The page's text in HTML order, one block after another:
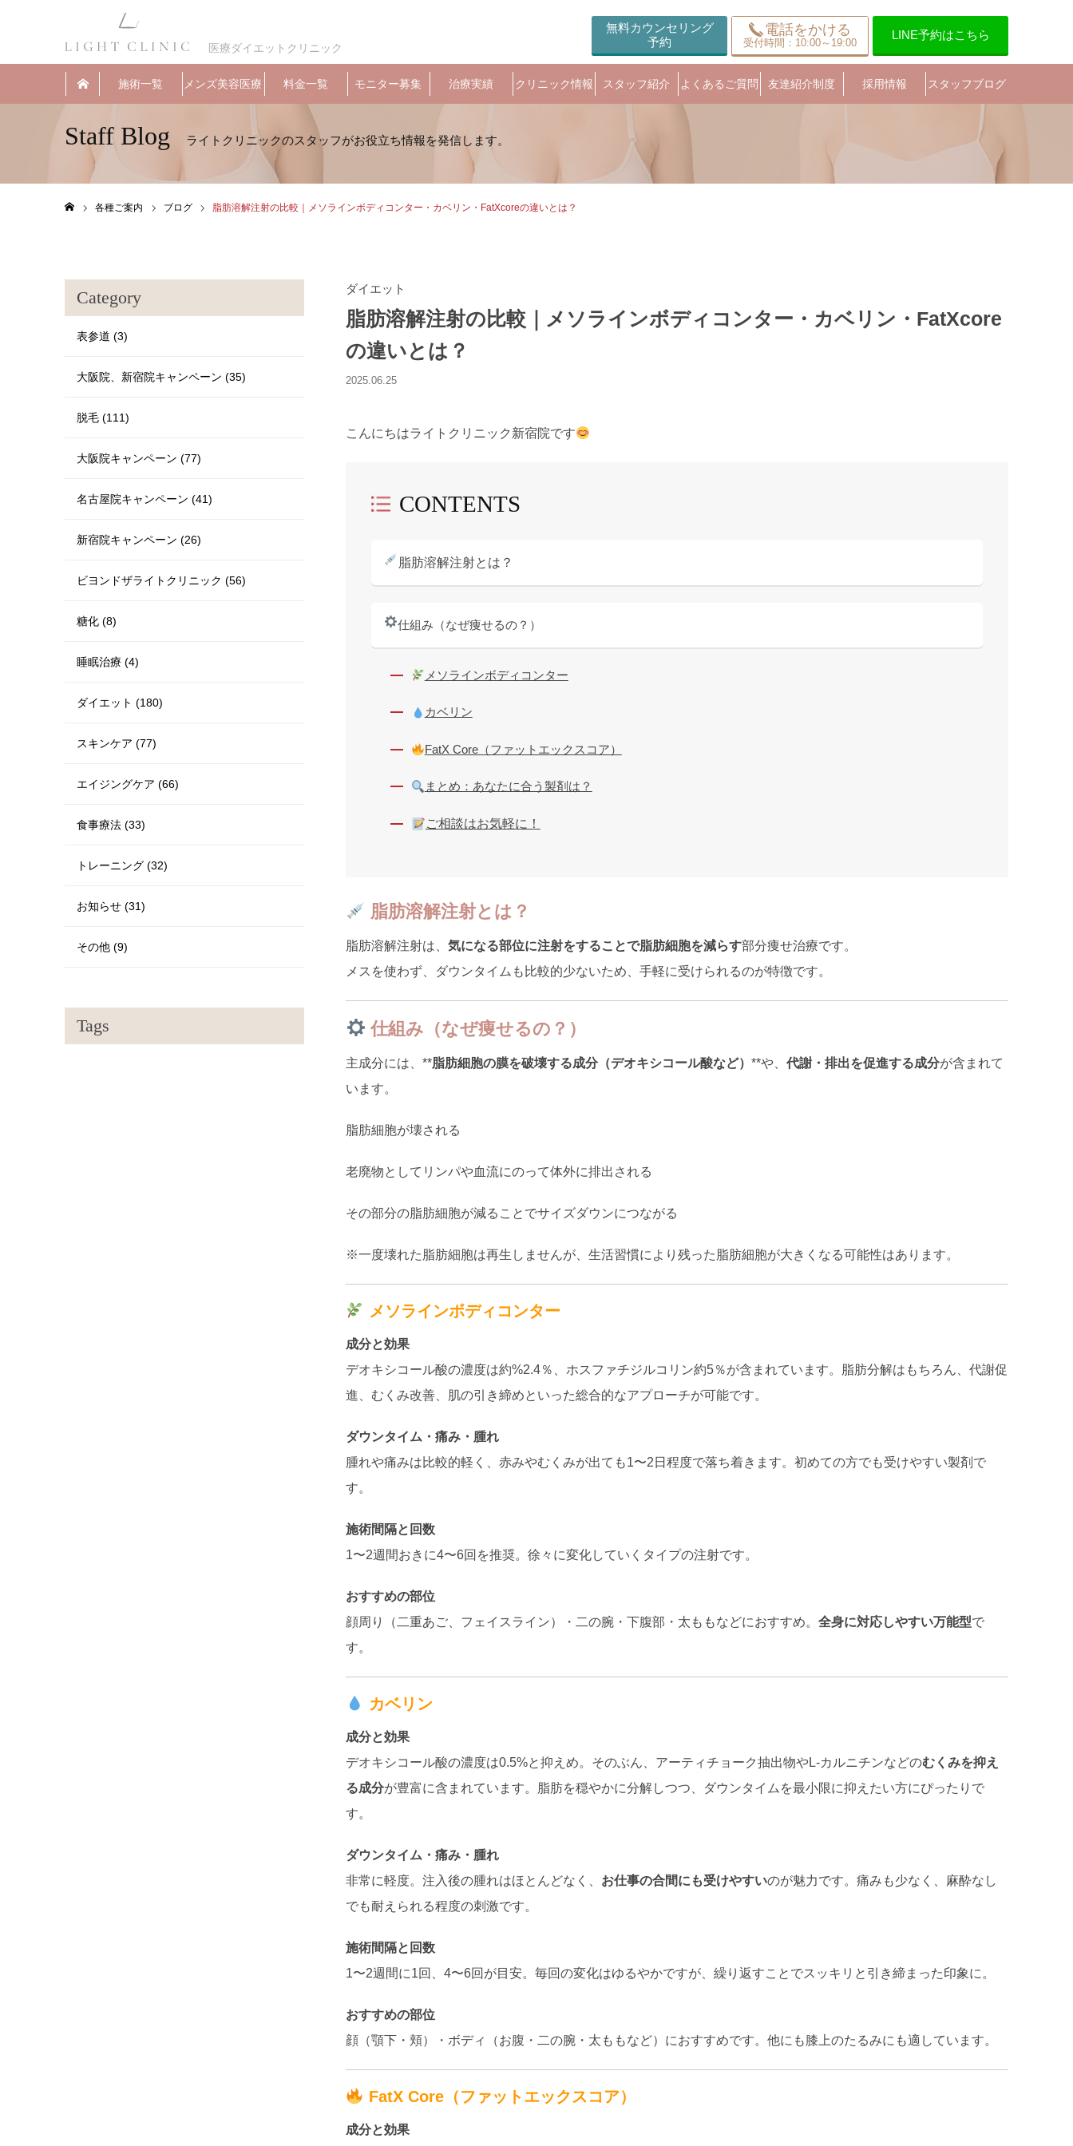
医療ダイエットクリニック
無料カウンセリング
予約
電話をかける
受付時間：10:00～19:00
LINE予約はこちら
施術一覧 メンズ美容医療 料金一覧 モニター募集 治療実績 クリニック情報 スタッフ紹介 よくあるご質問 友達紹介制度 採用情報 スタッフブログ
Staff Blog
各種ご案内 ブログ 脂肪溶解注射の比較｜メソラインボディコンター・カベリン・FatXcoreの違いとは？
ダイエット
脂肪溶解注射の比較｜メソラインボディコンター・カベリン・FatXcore
の違いとは？
2025.06.25
こんにちはライトクリニック新宿院です
CONTENTS
脂肪溶解注射とは？
仕組み（なぜ痩せるの？）
メソラインボディコンター
カベリン
FatX Core（ファットエックスコア）
まとめ：あなたに合う製剤は？
ご相談はお気軽に！
脂肪溶解注射とは？
脂肪溶解注射は、 気になる部位に注射をすることで脂肪細胞を減らす部分痩せ治療です。
メスを使わず、ダウンタイムも比較的少ないため、手軽に受けられるのが特徴です。
仕組み（なぜ痩せるの？）
主成分には、**脂肪細胞の膜を破壊する成分（デオキシコール酸など） **や、 代謝・排出を促進する成分が含まれて
います。
脂肪細胞が壊される
老廃物としてリンパや血流にのって体外に排出される
その部分の脂肪細胞が減ることでサイズダウンにつながる
※一度壊れた脂肪細胞は再生しませんが、生活習慣により残った脂肪細胞が大きくなる可能性はあります。
メソラインボディコンター
成分と効果
デオキシコール酸の濃度は約%2.4％、ホスファチジルコリン約5％が含まれています。脂肪分解はもちろん、代謝促
進、むくみ改善、肌の引き締めといった総合的なアプローチが可能です。
ダウンタイム・痛み・腫れ
腫れや痛みは比較的軽く、赤みやむくみが出ても1〜2日程度で落ち着きます。初めての方でも受けやすい製剤で
す。
施術間隔と回数
1〜2週間おきに4〜6回を推奨。徐々に変化していくタイプの注射です。
おすすめの部位
顔周り（二重あご、フェイスライン）・二の腕・下腹部・太ももなどにおすすめ。 全身に対応しやすい万能型で
す。
カベリン
成分と効果
デオキシコール酸の濃度は0.5%と抑えめ。そのぶん、アーティチョーク抽出物やL-カルニチンなどのむくみを抑え
る成分が豊富に含まれています。脂肪を穏やかに分解しつつ、ダウンタイムを最小限に抑えたい方にぴったりで
す。
ダウンタイム・痛み・腫れ
非常に軽度。注入後の腫れはほとんどなく、 お仕事の合間にも受けやすいのが魅力です。痛みも少なく、麻酔なし
でも耐えられる程度の刺激です。
施術間隔と回数
1〜2週間に1回、4〜6回が目安。毎回の変化はゆるやかですが、繰り返すことでスッキリと引き締まった印象に。
おすすめの部位
顔（顎下・頬）・ボディ（お腹・二の腕・太ももなど）におすすめです。他にも膝上のたるみにも適しています。
FatX Core（ファットエックスコア）
成分と効果
Category
表参道 (3)
大阪院、新宿院キャンペーン (35)
脱毛 (111)
大阪院キャンペーン (77)
名古屋院キャンペーン (41)
新宿院キャンペーン (26)
ビヨンドザライトクリニック (56)
糖化 (8)
睡眠治療 (4)
ダイエット (180)
スキンケア (77)
エイジングケア (66)
食事療法 (33)
トレーニング (32)
お知らせ (31)
その他 (9)
Tags